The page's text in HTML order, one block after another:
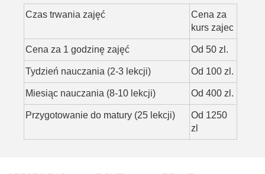
Czas trwania zajęć
Cena za
kurs zajec
Cena za 1 godzinę zajęć Od 50 zl.
Tydzień nauczania (2-3 lekcji) Od 100 zl.
Miesiąc nauczania (8-10 lekcji) Od 400 zl.
Przygotowanie do matury (25 lekcji)
Od 1250
zl